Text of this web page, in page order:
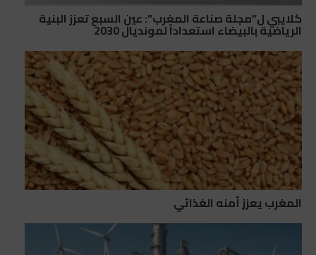
كلايبي ل”مجلة صناعة المغرب”: عين السبع تعزز البنية
الرياضية بالبيضاء استعداداً لمونديال 2030
المغرب يعزز أمنه الغذائي